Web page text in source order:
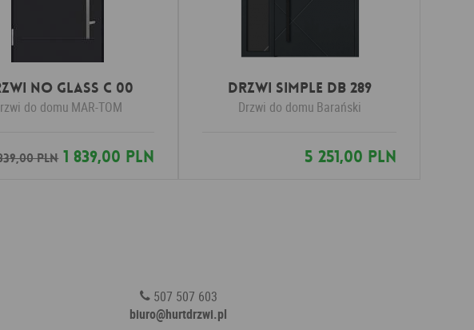
No Glass C 00
do domu MAR-TOM
PLN1 839,00 PLN
Drzwi SIMPLE DB 289
Drzwi do domu Barański
5 251,00 PLN
507 507 603
biuro@hurtdrzwi.pl